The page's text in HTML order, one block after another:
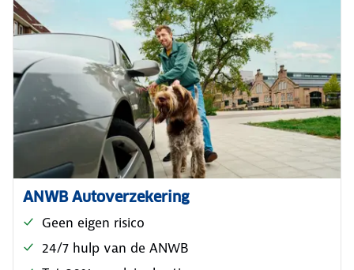
ANWB Autoverzekering
Geen eigen risico
24/7 hulp van de ANWB